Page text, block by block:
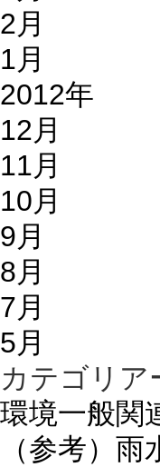
2月
1月
2012年
12月
11月
10月
9月
8月
7月
5月
カテゴリア
環境一般関
（参考）